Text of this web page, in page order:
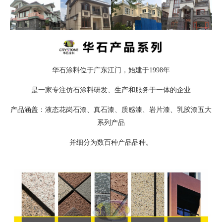
华石涂料位于广东江门，始建于1998年
是一家专注仿石涂料研发、生产和服务于一体的企业
产品涵盖：液态花岗石漆、真石漆、质感漆、岩片漆、乳胶漆五大
系列产品
并细分为数百种产品品种。